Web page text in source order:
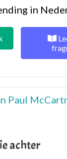
in
Paul
achter